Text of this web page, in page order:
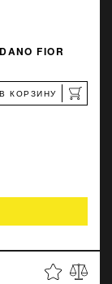
FIOR
В КОРЗИНУ